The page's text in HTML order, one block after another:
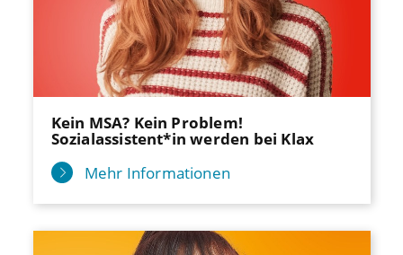
Kein MSA? Kein Problem!
Sozialassistent*in werden bei Klax
Mehr Informationen